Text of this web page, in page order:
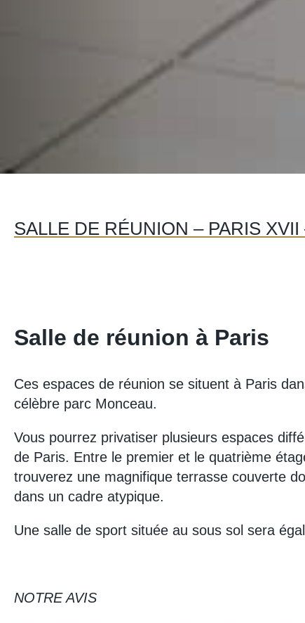
SALLE DE RÉUNION – PARIS XVII
Salle de réunion à Paris
Ces espaces de réunion se situent à Paris
célèbre parc Monceau.
Vous pourrez privatiser plusieurs espaces
de Paris. Entre le premier et le quatrième
trouverez une magnifique terrasse couverte
dans un cadre atypique.
Une salle de sport située au sous sol sera
NOTRE AVIS